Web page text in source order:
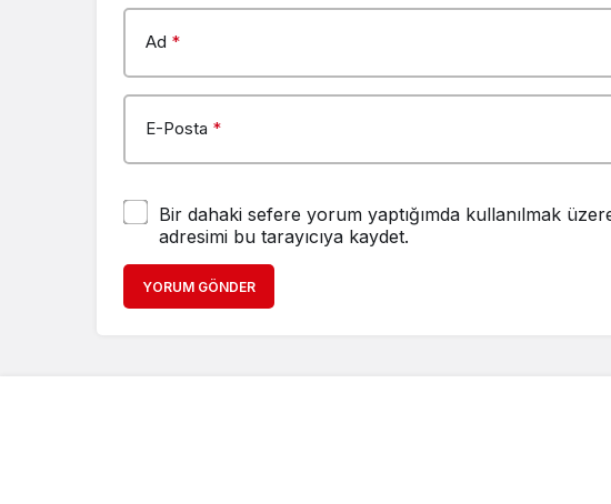
Ad *
E-Posta *
Bir dahaki sefere yorum yaptığımda kullanılmak
adresimi bu tarayıcıya kaydet.
YORUM GÖNDER